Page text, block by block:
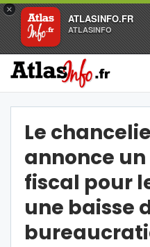
×
ATLASINFO.FR
ATLASINFO
Le
annonce
fiscal pour
une baisse